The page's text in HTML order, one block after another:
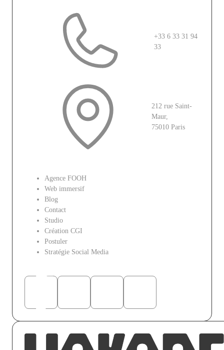
+33 6 33 31 94
33
212 rue Saint-
Maur,
75010 Paris
Agence FOOH
Web immersif
Blog
Contact
Studio
Création CGI
Postuler
Stratégie Social Media